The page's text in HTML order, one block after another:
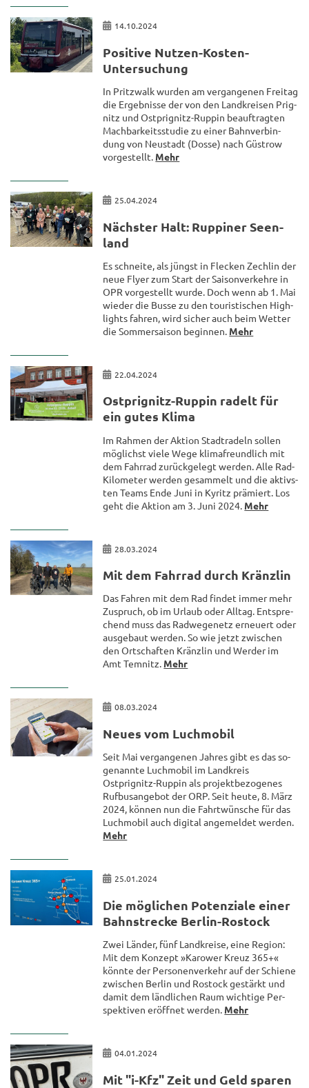
14.10.2024
Po­si­ti­ve Nutzen-​Kosten-
Untersuchung
In Pritz­walk wur­den am ver­gan­ge­nen Frei­tag
die Er­geb­nis­se der von den Land­krei­sen Pri­g­
nitz und Ostprignitz-​Ruppin be­auf­trag­ten
Mach­bar­keits­stu­die zu einer Bahn­ver­bin­
dung von Neu­stadt (Dosse) nach Güs­trow
vor­ge­stellt. Mehr
25.04.2024
Nächs­ter Halt: Rup­pi­ner Se­en­
land
Es schnei­te, als jüngst in Fle­cken Zech­lin der
neue Flyer zum Start der Sai­son­ver­keh­re in
OPR vor­ge­stellt wurde. Doch wenn ab 1. Mai
wie­der die Busse zu den tou­ris­ti­schen High­
lights fah­ren, wird si­cher auch beim Wet­ter
die Som­mer­sai­son be­gin­nen. Mehr
22.04.2024
Ostprignitz-​Ruppin ra­delt für
ein gutes Klima
Im Rah­men der Ak­ti­on Stadt­ra­deln sol­len
mög­lichst viele Wege kli­ma­freund­lich mit
dem Fahr­rad zu­rück­ge­legt wer­den. Alle Rad-​
Kilometer wer­den ge­sam­melt und die ak­tivs­
ten Teams Ende Juni in Ky­ritz prä­miert. Los
geht die Ak­ti­on am 3. Juni 2024. Mehr
28.03.2024
Mit dem Fahr­rad durch Kränz­lin
Das Fah­ren mit dem Rad fin­det immer mehr
Zu­spruch, ob im Ur­laub oder All­tag. Ent­spre­
chend muss das Rad­we­ge­netz er­neu­ert oder
aus­ge­baut wer­den. So wie jetzt zwi­schen
den Ort­schaf­ten Kränz­lin und Wer­der im
Amt Tem­nitz. Mehr
08.03.2024
Neues vom Luch­mo­bil
Seit Mai ver­gan­ge­nen Jah­res gibt es das so­
ge­nann­te Luch­mo­bil im Land­kreis
Ostprignitz-​Ruppin als pro­jekt­be­zo­ge­nes
Ruf­bus­an­ge­bot der ORP. Seit heute, 8. März
2024, kön­nen nun die Fahrt­wün­sche für das
Luch­mo­bil auch di­gi­tal an­ge­mel­det wer­den.
Mehr
25.01.2024
Die mög­li­chen Po­ten­zia­le einer
Bahn­stre­cke Berlin-​Rostock
Zwei Län­der, fünf Land­krei­se, eine Re­gi­on:
Mit dem Kon­zept »Ka­rower Kreuz 365+«
könn­te der Per­so­nen­ver­kehr auf der Schie­ne
zwi­schen Ber­lin und Ros­tock ge­stärkt und
damit dem länd­li­chen Raum wich­ti­ge Per­
spek­ti­ven er­öff­net wer­den. Mehr
04.01.2024
Mit "i-Kfz" Zeit und Geld spa­ren